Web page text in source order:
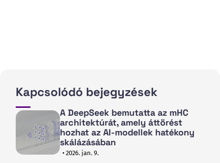
Kapcsolódó bejegyzések
A DeepSeek bemutatta az mHC
architektúrát, amely áttörést
hozhat az AI-modellek hatékony
skálázásában
• 2026. jan. 9.